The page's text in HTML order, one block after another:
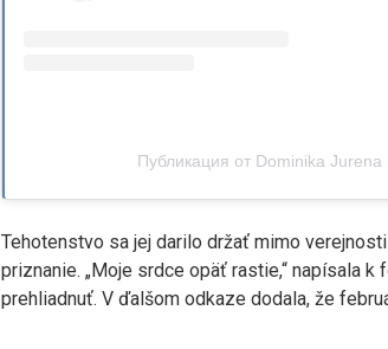
Публикация от Dominika
Tehotenstvo sa jej darilo držať mimo
priznanie. „Moje srdce opäť rastie,“ napísala
prehliadnuť. V ďalšom odkaze dodala, že